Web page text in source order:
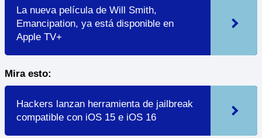
La nueva película de Will Smith,
Emancipation, ya está disponible en
Apple TV+
Mira esto:
Hackers lanzan herramienta de jailbreak
compatible con iOS 15 e iOS 16